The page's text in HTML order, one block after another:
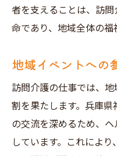
者を支えることは、訪
命であり、地域全体の福
地域イベントへの
訪問介護の仕事では、
割を果たします。兵庫県
の交流を深めるため、
しています。これによ